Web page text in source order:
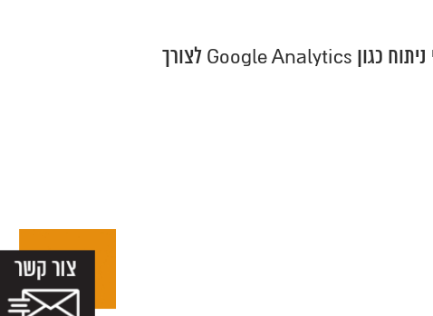
החברה עושה שימוש בקבצי יומן, עוגיות (Cookies), תגיות (Tags), Web Beacons וכלי ניתוח כגון Google Analytics לצורך